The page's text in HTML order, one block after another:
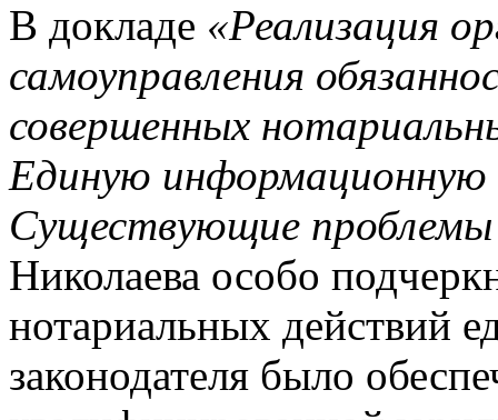
В докладе «Реализация
самоуправления
совершенных
Единую
Существующие
Николаева особо
нотариальных действий
законодателя было